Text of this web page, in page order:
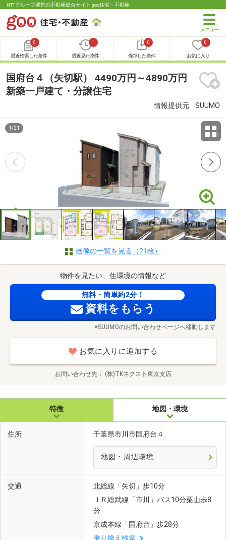
NTTグループ運営の不動産総合サイト goo住宅・不動産
0
最近検索した条件
1
最近見た物件
0
保存した条件
0
お気に入り
国府台４（矢切駅） 4490万円～4890万円
新築一戸建て・分譲住宅
情報提供元 SUUMO
1 /21
画像の一覧を見る（21枚）
物件を見たい、住環境の情報など
無料・簡単約2分！
資料をもらう
※SUUMOのお問い合わせページへ移動します
お気に入りに追加する
お問い合わせ先 (株)TKネクスト東京支店
特徴 地図・環境
住所 千葉県市川市国府台４
地図・周辺環境
交通
北総線「矢切」歩10分
ＪＲ総武線「市川」バス10分栗山歩8
分
京成本線「国府台」歩28分
乗り換え検索